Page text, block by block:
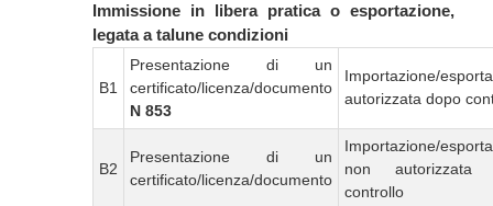
Immissione in libera pratica o esportazione,
legata a talune condizioni
B1
Presentazione di un
certificato/licenza/documento
N 853
Importazione/
autorizzata dopo
B2
Presentazione di un
certificato/licenza/documento
Importazione/
non autorizzata
controllo